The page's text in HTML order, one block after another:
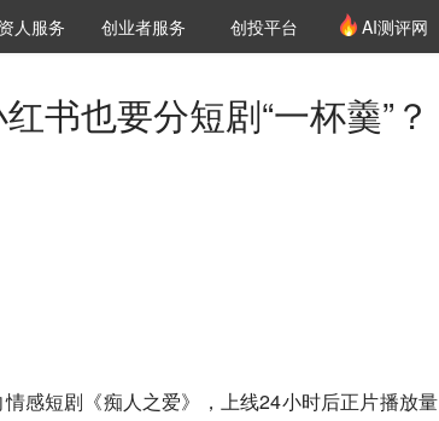
投资机构库
构职位推介
人服务 创投氪堂
创业者服务 创投平台 AI测评网
书也要分短剧“一杯羹”？
感短剧《痴人之爱》，上线24小时后正片播放量